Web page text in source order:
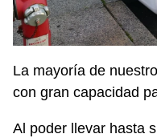
La mayoría de
con gran capacidad
Al poder llevar hasta